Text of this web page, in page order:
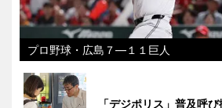
プロ野球・広島７―１１巨人
「デジポリス」普及呼